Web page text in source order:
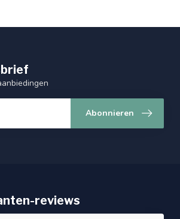
Abonnieren
reviews